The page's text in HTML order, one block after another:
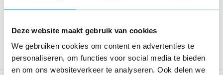
Deze website maakt gebruik van cookies
We gebruiken cookies om content en advertenties te
personaliseren, om functies voor social media te bieden
en om ons websiteverkeer te analyseren. Ook delen we
Productomschrijving